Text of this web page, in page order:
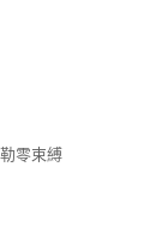
零束縛